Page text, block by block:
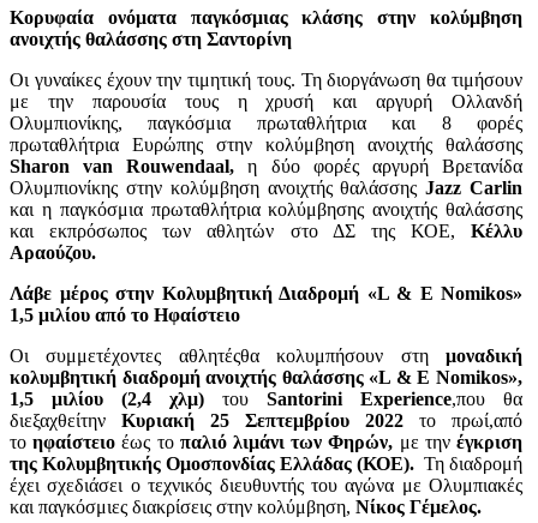
Κορυφαία ονόματα παγκόσμιας κλάσης στην κολύμβηση
ανοιχτής θαλάσσης στη Σαντορίνη
Οι γυναίκες έχουν την τιμητική τους. Τη διοργάνωση θα τιμήσουν
με την παρουσία τους η χρυσή και αργυρή Ολλανδή
Ολυμπιονίκης, παγκόσμια πρωταθλήτρια και 8 φορές
πρωταθλήτρια Ευρώπης στην κολύμβηση ανοιχτής θαλάσσης
Sharon van Rouwendaal, η δύο φορές αργυρή Βρετανίδα
Ολυμπιονίκης στην κολύμβηση ανοιχτής θαλάσσηςJazz Carlin
και η παγκόσμια πρωταθλήτρια κολύμβησης ανοιχτής θαλάσσης
και εκπρόσωπος των αθλητών στο ΔΣ της ΚΟΕ, Κέλλυ
Αραούζου.
Λάβε μέρος στην Κολυμβητική Διαδρομή «L & E Nomikos»
1,5 μιλίου από το Ηφαίστειο
Οι συμμετέχοντες αθλητέςθα κολυμπήσουν στη μοναδική
κολυμβητική διαδρομή ανοιχτής θαλάσσης «L & E Nomikos»,
1,5 μιλίου (2,4 χλμ) του Santorini Experience,που θα
διεξαχθείτην Κυριακή 25 Σεπτεμβρίου 2022 το πρωί,από
τοηφαίστειο έως το παλιό λιμάνι των Φηρών, με τηνέγκριση
της Κολυμβητικής Ομοσπονδίας Ελλάδας (ΚΟΕ). Τη διαδρομή
έχει σχεδιάσει ο τεχνικός διευθυντής του αγώνα με Ολυμπιακές
και παγκόσμιες διακρίσεις στην κολύμβηση, Νίκος Γέμελος.